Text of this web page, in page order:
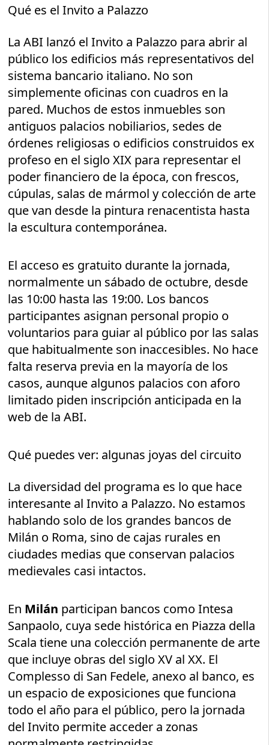
Qué es el Invito a Palazzo
La ABI lanzó el Invito a Palazzo para abrir al
público los edificios más representativos del
sistema bancario italiano. No son
simplemente oficinas con cuadros en la
pared. Muchos de estos inmuebles son
antiguos palacios nobiliarios, sedes de
órdenes religiosas o edificios construidos ex
profeso en el siglo XIX para representar el
poder financiero de la época, con frescos,
cúpulas, salas de mármol y colección de arte
que van desde la pintura renacentista hasta
la escultura contemporánea.
El acceso es gratuito durante la jornada,
normalmente un sábado de octubre, desde
las 10:00 hasta las 19:00. Los bancos
participantes asignan personal propio o
voluntarios para guiar al público por las salas
que habitualmente son inaccesibles. No hace
falta reserva previa en la mayoría de los
casos, aunque algunos palacios con aforo
limitado piden inscripción anticipada en la
web de la ABI.
Qué puedes ver: algunas joyas del circuito
La diversidad del programa es lo que hace
interesante al Invito a Palazzo. No estamos
hablando solo de los grandes bancos de
Milán o Roma, sino de cajas rurales en
ciudades medias que conservan palacios
medievales casi intactos.
En Milán participan bancos como Intesa
Sanpaolo, cuya sede histórica en Piazza della
Scala tiene una colección permanente de arte
que incluye obras del siglo XV al XX. El
Complesso di San Fedele, anexo al banco, es
un espacio de exposiciones que funciona
todo el año para el público, pero la jornada
del Invito permite acceder a zonas